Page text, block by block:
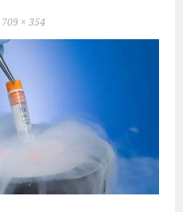
709 × 354